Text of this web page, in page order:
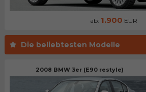
ab: 1.900 EUR
Die beliebtesten Modelle
2008 BMW 3er (E90 restyle)